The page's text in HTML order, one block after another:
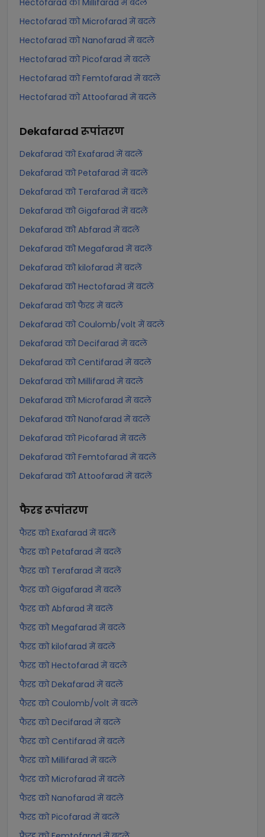
Hectofarad को Millifarad में बदलें
Hectofarad को Microfarad में बदलें
Hectofarad को Nanofarad में बदलें
Hectofarad को Picofarad में बदलें
Hectofarad को Femtofarad में बदलें
Hectofarad को Attoofarad में बदलें
Dekafarad रूपांतरण
Dekafarad को Exafarad में बदलें
Dekafarad को Petafarad में बदलें
Dekafarad को Terafarad में बदलें
Dekafarad को Gigafarad में बदलें
Dekafarad को Abfarad में बदलें
Dekafarad को Megafarad में बदलें
Dekafarad को kilofarad में बदलें
Dekafarad को Hectofarad में बदलें
Dekafarad को फैरड में बदलें
Dekafarad को Coulomb/volt में बदलें
Dekafarad को Decifarad में बदलें
Dekafarad को Centifarad में बदलें
Dekafarad को Millifarad में बदलें
Dekafarad को Microfarad में बदलें
Dekafarad को Nanofarad में बदलें
Dekafarad को Picofarad में बदलें
Dekafarad को Femtofarad में बदलें
Dekafarad को Attoofarad में बदलें
फैरडरूपांतरण
फैरड को Exafarad में बदलें
फैरड को Petafarad में बदलें
फैरड को Terafarad में बदलें
फैरड को Gigafarad में बदलें
फैरड को Abfarad में बदलें
फैरड को Megafarad में बदलें
फैरड को kilofarad में बदलें
फैरड को Hectofarad में बदलें
फैरड को Dekafarad में बदलें
फैरड को Coulomb/volt में बदलें
फैरड को Decifarad में बदलें
फैरड को Centifarad में बदलें
फैरड को Millifarad में बदलें
फैरड को Microfarad में बदलें
फैरड को Nanofarad में बदलें
फैरड को Picofarad में बदलें